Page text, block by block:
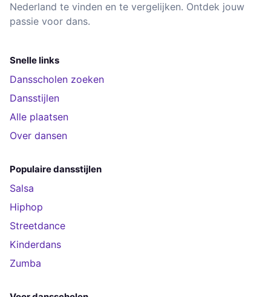
Nederland te vinden en te vergelijken. Ontdek jouw
passie voor dans.
Snelle links
Dansscholen zoeken
Dansstijlen
Alle plaatsen
Over dansen
Populaire dansstijlen
Salsa
Hiphop
Streetdance
Kinderdans
Zumba